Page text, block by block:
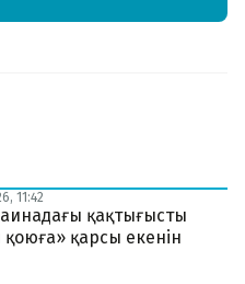
11:42
қақтығысты
қарсы екенін